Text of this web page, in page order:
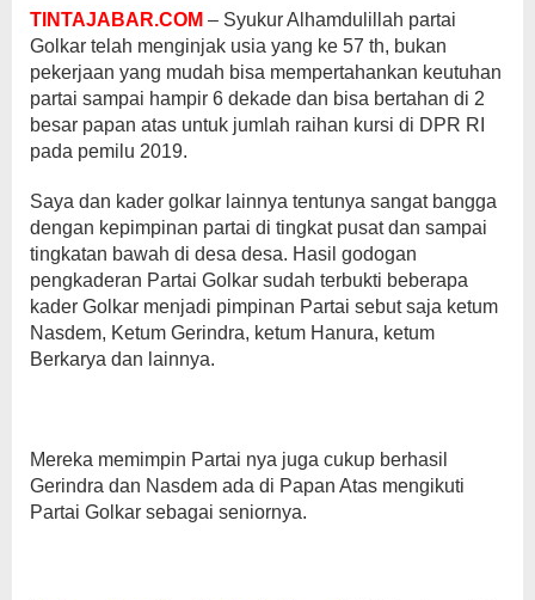
TINTAJABAR.COM – Syukur Alhamdulillah partai
Golkar telah menginjak usia yang ke 57 th, bukan
pekerjaan yang mudah bisa mempertahankan keutuhan
partai sampai hampir 6 dekade dan bisa bertahan di 2
besar papan atas untuk jumlah raihan kursi di DPR RI
pada pemilu 2019.
Saya dan kader golkar lainnya tentunya sangat bangga
dengan kepimpinan partai di tingkat pusat dan sampai
tingkatan bawah di desa desa. Hasil godogan
pengkaderan Partai Golkar sudah terbukti beberapa
kader Golkar menjadi pimpinan Partai sebut saja ketum
Nasdem, Ketum Gerindra, ketum Hanura, ketum
Berkarya dan lainnya.
Mereka memimpin Partai nya juga cukup berhasil
Gerindra dan Nasdem ada di Papan Atas mengikuti
Partai Golkar sebagai seniornya.